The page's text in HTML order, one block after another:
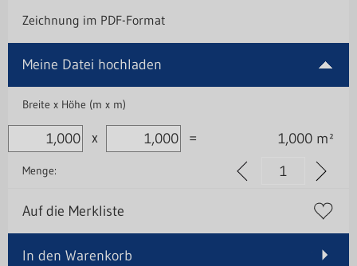
Zeichnung im PDF-Format
Meine Datei hochladen
Breite x Höhe (m x m)
x = 1,000m²
Menge:
Auf die Merkliste
In den Warenkorb